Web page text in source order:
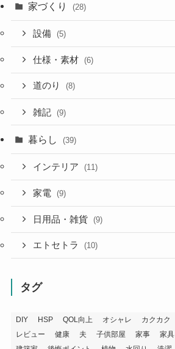
家づくり (28)
設備 (5)
仕様・素材 (6)
道のり (8)
雑記 (9)
暮らし (39)
インテリア (11)
家電 (9)
日用品・雑貨 (9)
エトセトラ (10)
タグ
DIY HSP QOL向上 オシャレ カクカク
レビュー
健康 夫 子供部屋 家事 家具